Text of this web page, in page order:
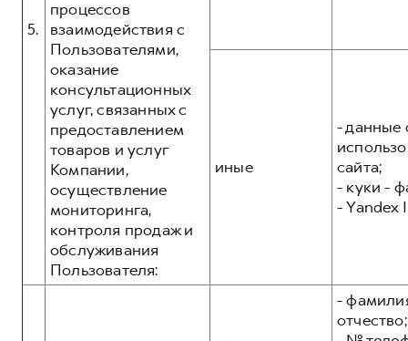
5.
процессов
взаимодействия с
Пользователями,
оказание
консультационных
услуг, связанных с
предоставлением
товаров и услуг
Компании,
осуществление
мониторинга,
контроля продаж и
обслуживания
Пользователя:
иные
- данные
сайта;
- куки -
- Yandex
-
отчество;